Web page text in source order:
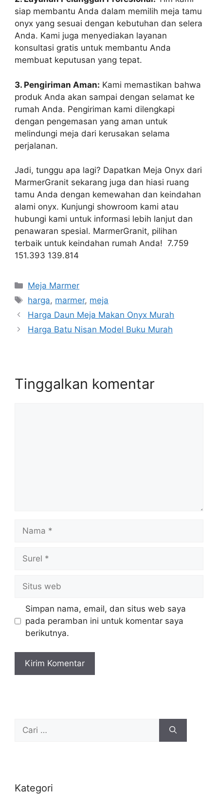
siap membantu Anda dalam memilih meja tamu
onyx yang sesuai dengan kebutuhan dan selera
Anda. Kami juga menyediakan layanan
konsultasi gratis untuk membantu Anda
membuat keputusan yang tepat.
3. Pengiriman Aman: Kami memastikan bahwa
produk Anda akan sampai dengan selamat ke
rumah Anda. Pengiriman kami dilengkapi
dengan pengemasan yang aman untuk
melindungi meja dari kerusakan selama
perjalanan.
Jadi, tunggu apa lagi? Dapatkan Meja Onyx dari
MarmerGranit sekarang juga dan hiasi ruang
tamu Anda dengan kemewahan dan keindahan
alami onyx. Kunjungi showroom kami atau
hubungi kami untuk informasi lebih lanjut dan
penawaran spesial. MarmerGranit, pilihan
terbaik untuk keindahan rumah Anda! 7.759
151.393 139.814
Kategori
Meja Marmer
Tag
harga, marmer, meja
Harga Daun Meja Makan Onyx Murah
Harga Batu Nisan Model Buku Murah
Tinggalkan komentar
Nama
Surel
Situs
web
Simpan nama, email, dan situs web saya
pada peramban ini untuk komentar saya
berikutnya.
untuk:
Kategori